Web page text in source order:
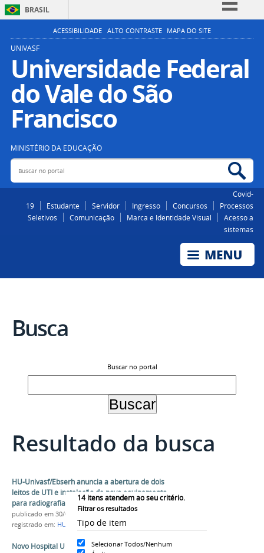
BRASIL
Simplifique!
Participe
Acesso à informação
Legislação
ACESSIBILIDADE ALTO CONTRASTE MAPA DO SITE
UNIVASF
Universidade Federal
do Vale do São
Francisco
MINISTÉRIO DA EDUCAÇÃO
Buscar no portal
Covid-
19
Estudante Servidor Ingresso Concursos
Processos
Seletivos
Comunicação Marca e Identidade Visual
Acesso a
sistemas
Busca
Buscar no portal
Resultado da busca
14itens atendem ao seu critério.
Filtrar os resultados
Tipo de item
Selecionar Todos/Nenhum
HU-Univasf/Ebserh anuncia a abertura de dois
leitos de UTI e instalação de novo equipamento
para radiografias
publicado em 30/07/2024
registrado em: HU UNIVASF ,HU ,Ebserh
Novo Hospital Universitário de Paulo Afonso